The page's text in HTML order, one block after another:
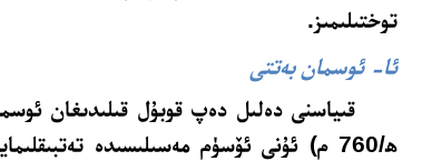
توختىلىمىز.
ئا- ئوسمان بەتتى
قىياسنى دەلىل دەپ قوبۇل قىلىدىغان
ھ/760 م) ئۇنى ئۆسۈم مەسىلىسىدە تەتبىقلىمايدۇ